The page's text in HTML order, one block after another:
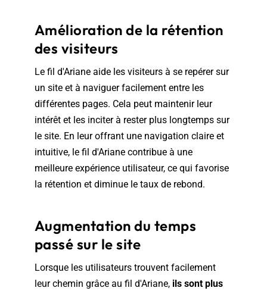
Amélioration de la rétention
des visiteurs
Le fil d'Ariane aide les visiteurs à se repérer sur
un site et à naviguer facilement entre les
différentes pages. Cela peut maintenir leur
intérêt et les inciter à rester plus longtemps sur
le site. En leur offrant une navigation claire et
intuitive, le fil d'Ariane contribue à une
meilleure expérience utilisateur, ce qui favorise
la rétention et diminue le taux de rebond.
Augmentation du temps
passé sur le site
Lorsque les utilisateurs trouvent facilement
leur chemin grâce au fil d'Ariane, ils sont plus